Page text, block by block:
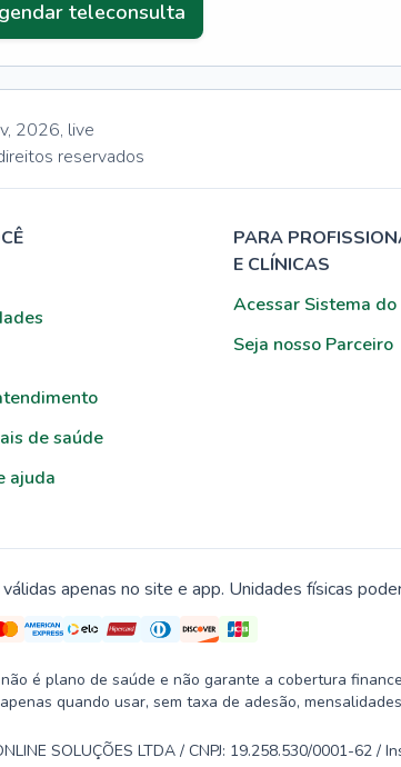
teleconsulta
2026, live
reservados
de saúde
ajuda
PARA
E CLÍNICAS
Acessar Sistema
Seja nosso Parceiro
apenas no site e app. Unidades físicas
é plano de saúde e não garante a cobertura
quando usar, sem taxa de adesão,
SOLUÇÕES LTDA / CNPJ: 19.258.530/0001-62 /